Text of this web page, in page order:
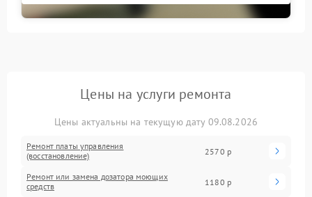
Цены на услуги ремонта
Цены актуальны на текущую дату 09.08.2026
Ремонт платы управления
(восстановление)
2570 р
Ремонт или замена дозатора моющих
средств
1180 р